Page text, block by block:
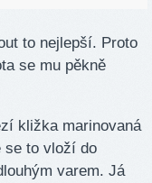
to nejlepší. Proto
se mu pěkně
kližka marinovaná
se to vloží do
varem. Já